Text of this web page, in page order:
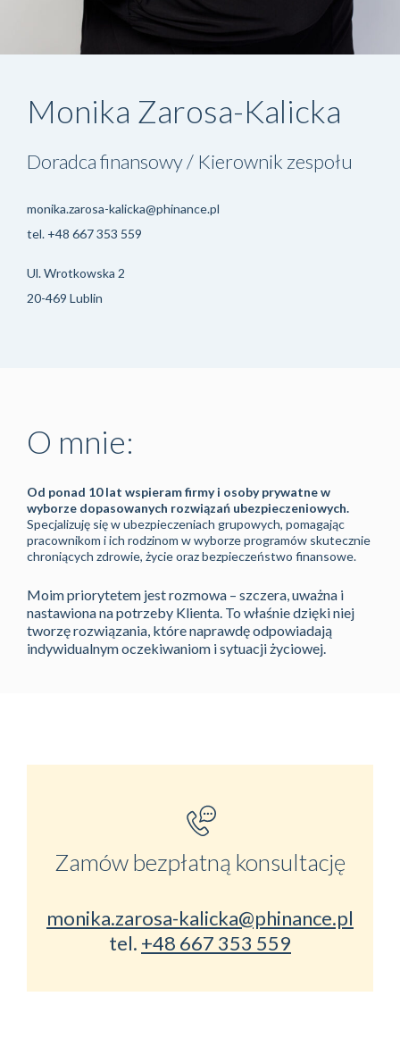
Monika Zarosa-Kalicka
Doradca finansowy / Kierownik zespołu
monika.zarosa-kalicka@phinance.pl
tel. +48 667 353 559
Ul. Wrotkowska 2
20-469 Lublin
O mnie:
Od ponad 10 lat wspieram firmy i osoby prywatne w
wyborze dopasowanych rozwiązań ubezpieczeniowych.
Specjalizuję się w ubezpieczeniach grupowych, pomagając
pracownikom i ich rodzinom w wyborze programów skutecznie
chroniących zdrowie, życie oraz bezpieczeństwo finansowe.
Moim priorytetem jest rozmowa – szczera, uważna i
nastawiona na potrzeby Klienta. To właśnie dzięki niej
tworzę rozwiązania, które naprawdę odpowiadają
indywidualnym oczekiwaniom i sytuacji życiowej.
Zamów bezpłatną konsultację
monika.zarosa-kalicka@phinance.pl
tel. +48 667 353 559